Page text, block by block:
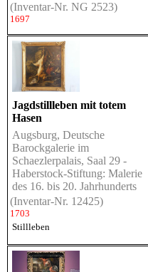
(Inventar-Nr. NG 2523)
1697
Jagdstillleben mit totem
Hasen
Augsburg, Deutsche
Barockgalerie im
Schaezlerpalais, Saal 29 -
Haberstock-Stiftung: Malerie
des 16. bis 20. Jahrhunderts
(Inventar-Nr. 12425)
1703
Stillleben